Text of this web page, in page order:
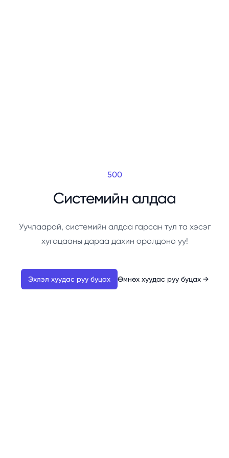
500
Системийн алдаа
Уучлаарай, системийн алдаа гарсан тул та хэсэг
хугацааны дараа дахин оролдоно уу!
Эхлэл хуудас руу буцах Өмнөх хуудас руу буцах →